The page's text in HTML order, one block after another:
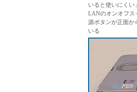
いると使いにくい
LANのオンオフス
源ボタンが正面か
いる